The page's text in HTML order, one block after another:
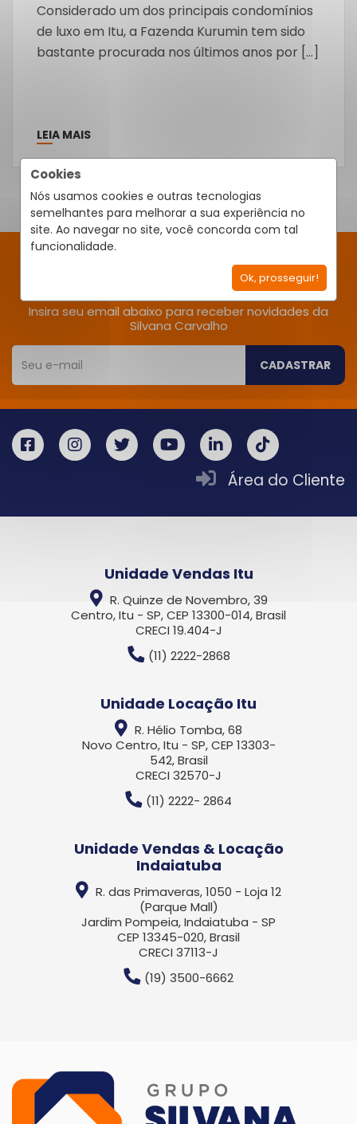
Cookies
Nós usamos cookies e outras tecnologias
semelhantes para melhorar a sua experiência no
site. Ao navegar no site, você concorda com tal
funcionalidade.
Ok, prosseguir!
Considerado um dos principais condomínios
de luxo em Itu, a Fazenda Kurumin tem sido
bastante procurada nos últimos anos por […]
LEIA MAIS
RECEBA NOVIDADES
Insira seu email abaixo para receber novidades da
Silvana Carvalho
CADASTRAR
Área do Cliente
Unidade Vendas Itu
R. Quinze de Novembro, 39
Centro, Itu - SP, CEP 13300-014, Brasil
CRECI 19.404-J
(11) 2222-2868
Unidade Locação Itu
R. Hélio Tomba, 68
Novo Centro, Itu - SP, CEP 13303-
542, Brasil
CRECI 32570-J
(11) 2222- 2864
Unidade Vendas & Locação
Indaiatuba
R. das Primaveras, 1050 - Loja 12
(Parque Mall)
Jardim Pompeia, Indaiatuba - SP
CEP 13345-020, Brasil
CRECI 37113-J
(19) 3500-6662